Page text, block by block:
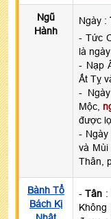
Ngũ
Hành
Ngày :
- Tức
là
- Nạp
Ất Tỵ
-
Mộc,
được
-
và Mùi
Thân,
Bành Tổ
Bách Kị
-Tân :